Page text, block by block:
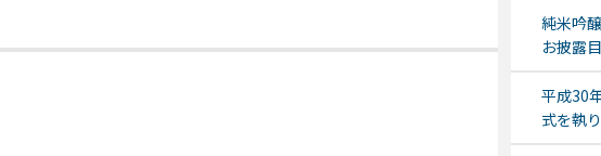
純米吟
お披露
平成30
式を執